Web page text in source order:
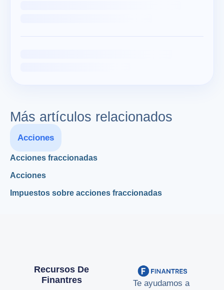
Más artículos relacionados
Acciones
Acciones fraccionadas
Acciones
Impuestos sobre acciones fraccionadas
Te ayudamos a
Recursos De
Finantres